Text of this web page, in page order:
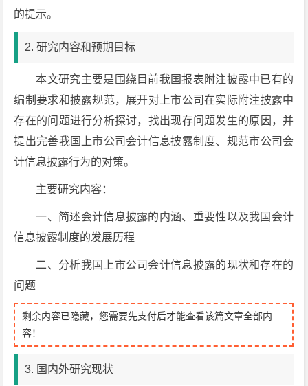
的提示。
2. 研究内容和预期目标
本文研究主要是围绕目前我国报表附注披露中已有的
编制要求和披露规范，展开对上市公司在实际附注披露中
存在的问题进行分析探讨，找出现存问题发生的原因，并
提出完善我国上市公司会计信息披露制度、规范市公司会
计信息披露行为的对策。
主要研究内容：
一、简述会计信息披露的内涵、重要性以及我国会计
信息披露制度的发展历程
二、分析我国上市公司会计信息披露的现状和存在的
问题
剩余内容已隐藏，您需要先支付后才能查看该篇文章全部内
容！
3. 国内外研究现状